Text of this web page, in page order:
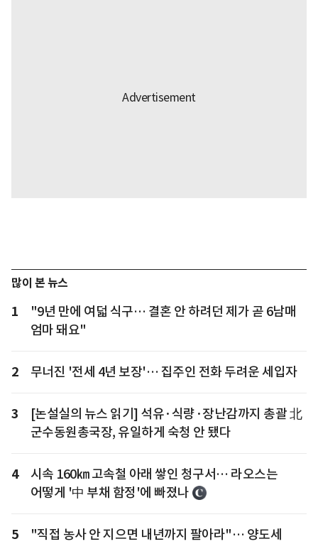
많이 본 뉴스
1
"9년 만에 여덟 식구… 결혼 안 하려던 제가 곧 6남매
엄마 돼요"
2 무너진 '전세 4년 보장'… 집주인 전화 두려운 세입자
3
[논설실의 뉴스 읽기] 석유·식량·장난감까지 총괄 北
군수동원총국장, 유일하게 숙청 안 됐다
4
시속 160㎞ 고속철 아래 쌓인 청구서… 라오스는
어떻게 '中 부채 함정'에 빠졌나
5
"직접 농사 안 지으면 내년까지 팔아라"… 양도세